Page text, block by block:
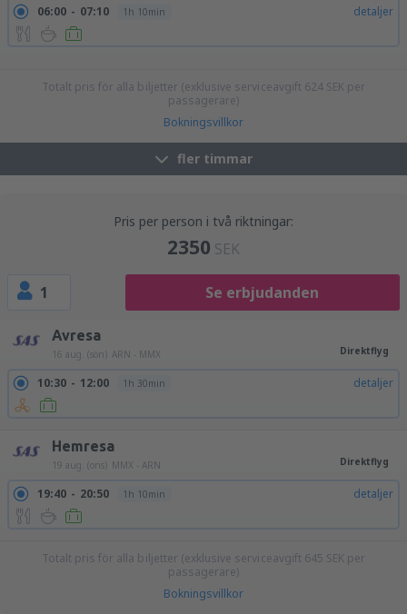
06:00 07:10 1h 10min detaljer
Totalt pris för alla biljetter (exklusive serviceavgift 624 SEK per
passagerare)
Bokningsvillkor
fler timmar
Pris per person i två riktningar:
2350 SEK
1 Se erbjudanden
Avresa
16 aug. (sön) ARN - MMX Direktflyg
10:30 12:00 1h 30min detaljer
Hemresa
19 aug. (ons) MMX - ARN Direktflyg
19:40 20:50 1h 10min detaljer
Totalt pris för alla biljetter (exklusive serviceavgift 645 SEK per
passagerare)
Bokningsvillkor